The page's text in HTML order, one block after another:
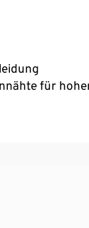
für
Peach-Finish